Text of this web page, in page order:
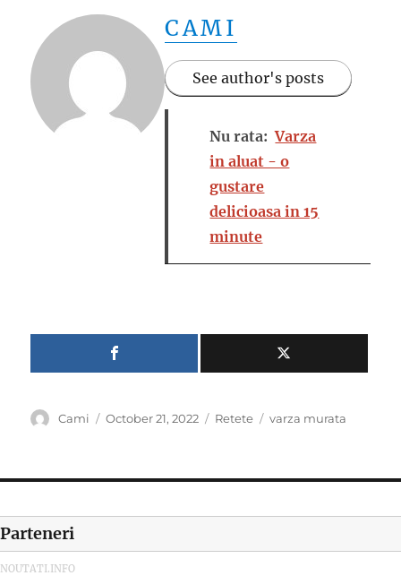
CAMI
See author's posts
Nu rata: Varza
in aluat - o
gustare
delicioasa in 15
minute
Author
Cami
Posted
October 21, 2022 Categories
Retete Tags
varza murata
Parteneri
NOUTATI.INFO